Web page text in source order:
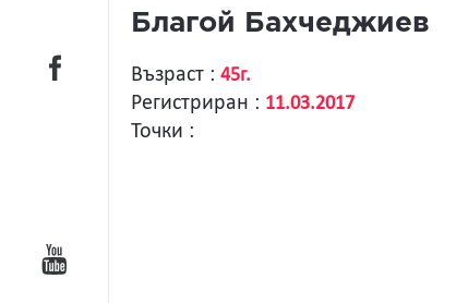
Благой Бахчеджиев
Възраст : 45г.
Регистриран : 11.03.2017
Точки :